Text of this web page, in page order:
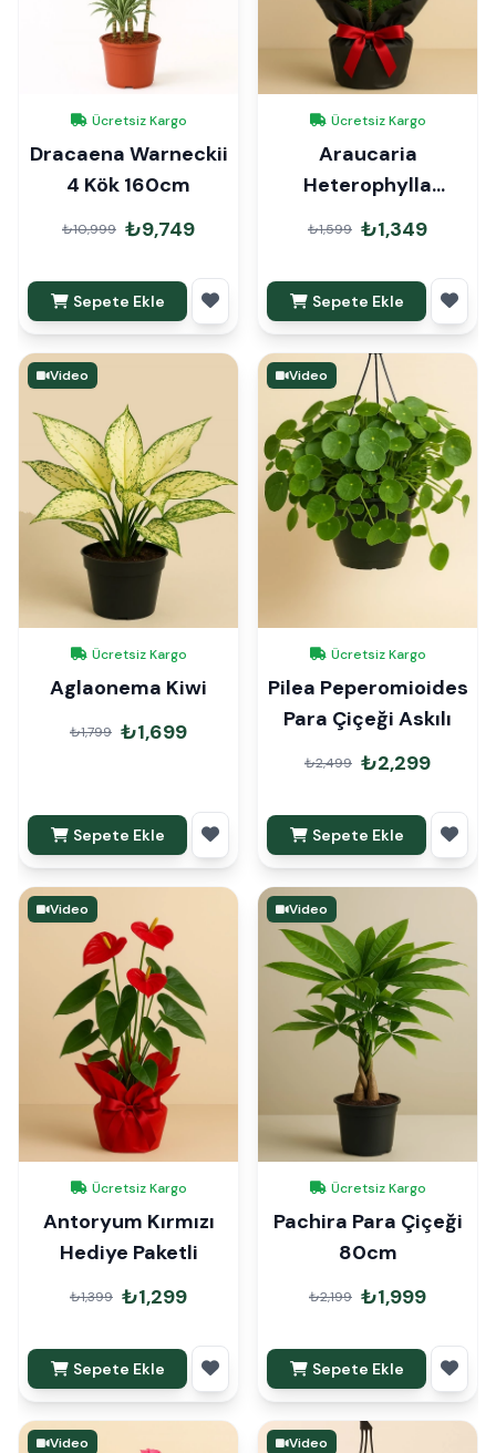
Ücretsiz Kargo
Dracaena Warneckii
4 Kök 160cm
₺10,999 ₺9,749
Sepete Ekle
Ücretsiz Kargo
Araucaria
Heterophylla
Arokarya Çam 45cm
Hediye Paketli
₺1,599 ₺1,349
Sepete Ekle
Video
Ücretsiz Kargo
Aglaonema Kiwi
₺1,799 ₺1,699
Sepete Ekle
Video
Ücretsiz Kargo
Pilea Peperomioides
Para Çiçeği Askılı
₺2,499 ₺2,299
Sepete Ekle
Video
Ücretsiz Kargo
Antoryum Kırmızı
Hediye Paketli
₺1,399 ₺1,299
Sepete Ekle
Video
Ücretsiz Kargo
Pachira Para Çiçeği
80cm
₺2,199 ₺1,999
Sepete Ekle
Video Video